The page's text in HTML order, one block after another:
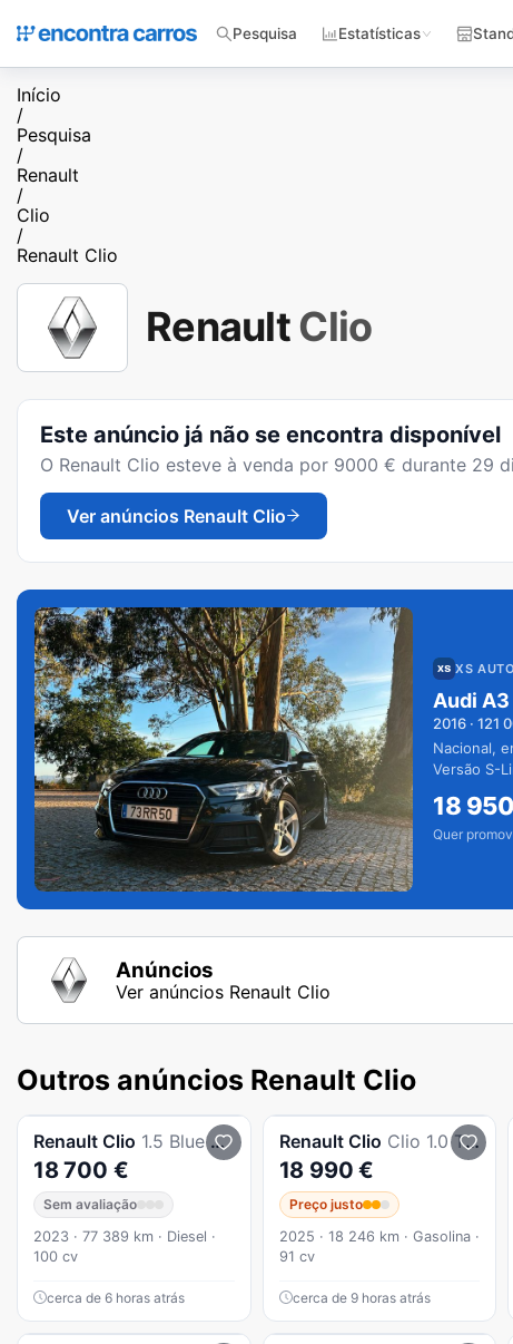
Pesquisa Estatísticas
Início
/
Pesquisa
/
Renault
/
Clio
/
Renault Clio
RenaultClio
Este anúncio já não se encontra disponível
O Renault Clio esteve à venda por 9000 € durante 29
Ver anúncios Renault Clio
XS AUTO
Audi A3
2016 · 121
Nacional,
Versão S-
18 950
Quer
Anúncios
Ver anúncios Renault Clio
Outros anúncios Renault Clio
Renault Clio 1.5 Blue dCi Intens
18 700 €
Sem avaliação
2023 · 77 389 km · Diesel ·
100 cv
cerca de 6 horas atrás
Renault Clio Clio 1.0 TCe Techno
18 990 €
Preço justo
2025 · 18 246 km · Gasolina ·
91 cv
cerca de 9 horas atrás